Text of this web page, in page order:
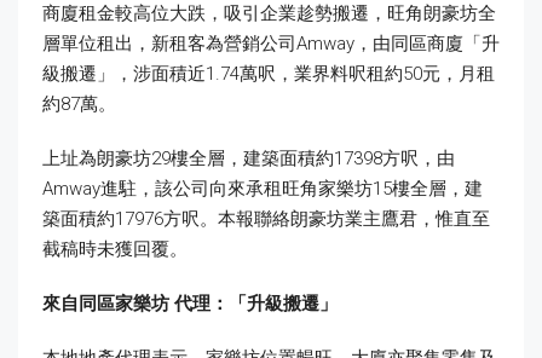
商廈租金較高位大跌，吸引企業趁勢搬遷，旺角朗豪坊全
層單位租出，新租客為營銷公司Amway，由同區商廈「升
級搬遷」，涉面積近1.74萬呎，業界料呎租約50元，月租
約87萬。
上址為朗豪坊29樓全層，建築面積約17398方呎，由
Amway進駐，該公司向來承租旺角家樂坊15樓全層，建
築面積約17976方呎。本報聯絡朗豪坊業主鷹君，惟直至
截稿時未獲回覆。
來自同區家樂坊 代理：「升級搬遷」